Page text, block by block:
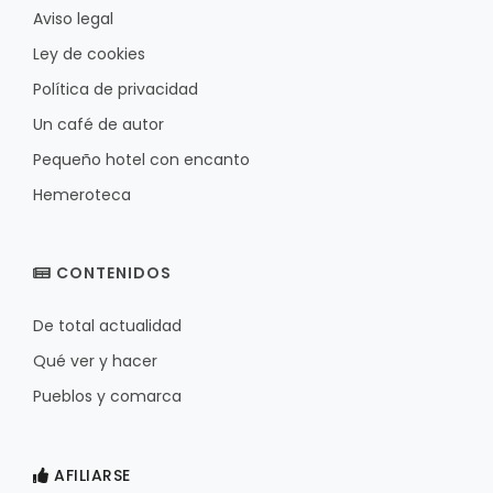
Aviso legal
Ley de cookies
Política de privacidad
Un café de autor
Pequeño hotel con encanto
Hemeroteca
CONTENIDOS
De total actualidad
Qué ver y hacer
Pueblos y comarca
AFILIARSE